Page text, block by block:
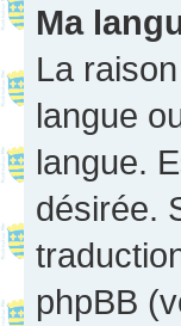
Ma
La
langue
langue.
désirée.
phpBB